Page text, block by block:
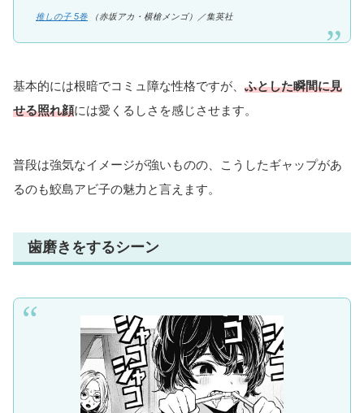
推しの子 5巻 （赤坂アカ・横槍メンゴ）／集英社
基本的には根暗でコミュ障な性格ですが、 ふとした瞬間に見
せる照れ顔には愛くるしさを感じさせます。
普段は強気なイメージが強いものの、こうしたギャップがあ
るのも鮫島アビ子の魅力と言えます。
歯磨きをするシーン